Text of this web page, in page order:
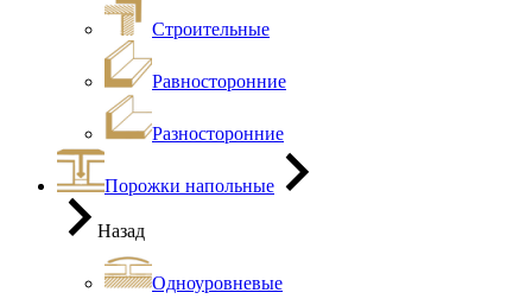
Строительные
Равносторонние
Разносторонние
Порожки напольные
Назад
Одноуровневые